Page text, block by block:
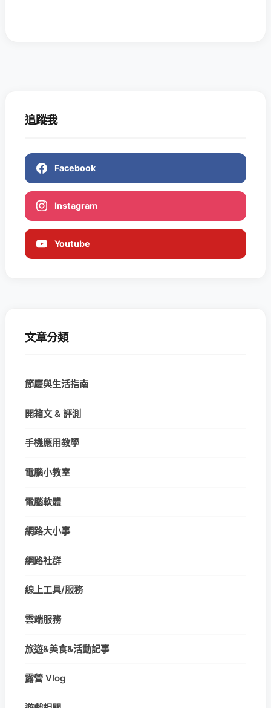
追蹤我
Facebook
Instagram
Youtube
文章分類
節慶與生活指南
開箱文 & 評測
手機應用教學
電腦小教室
電腦軟體
網路大小事
網路社群
線上工具/服務
雲端服務
旅遊&美食&活動記事
露營 Vlog